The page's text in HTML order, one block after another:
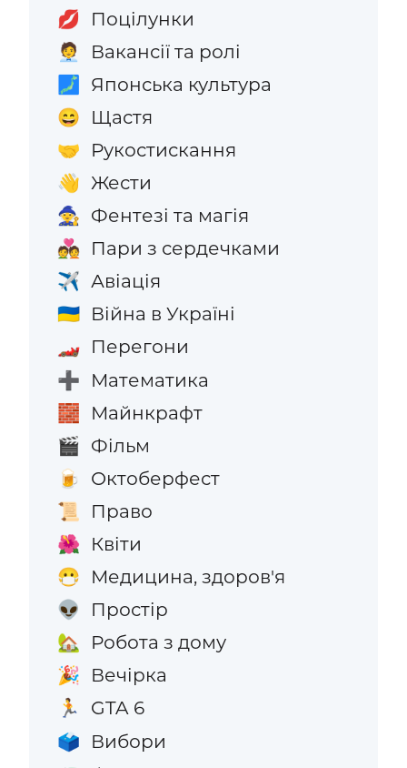
💋 Поцілунки
🧑‍💼 Вакансії та ролі
🗾 Японська культура
😄 Щастя
🤝 Рукостискання
👋 Жести
🧙 Фентезі та магія
💑 Пари з сердечками
✈️ Авіація
🇺🇦 Війна в Україні
🏎️ Перегони
➕ Математика
🧱 Майнкрафт
🎬 Фільм
🍺 Октоберфест
📜 Право
🌺 Квіти
😷 Медицина, здоров'я
👽 Простір
🏡 Робота з дому
🎉 Вечірка
🏃 GTA 6
🗳️ Вибори